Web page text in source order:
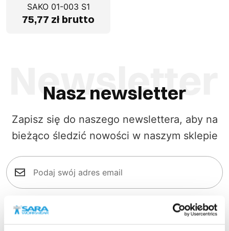
SAKO 01-003 S1
75,77 zł brutto
Nasz newsletter
Zapisz się do naszego newslettera, aby na
bieżąco śledzić nowości w naszym sklepie
Zapisz się